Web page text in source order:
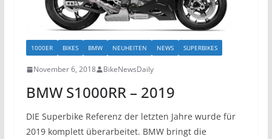
1000ER BIKES BMW NEUHEITEN NEWS SUPERBIKES
November 6, 2018 BikeNewsDaily
BMW S1000RR – 2019
DIE Superbike Referenz der letzten Jahre wurde für
2019 komplett überarbeitet. BMW bringt die